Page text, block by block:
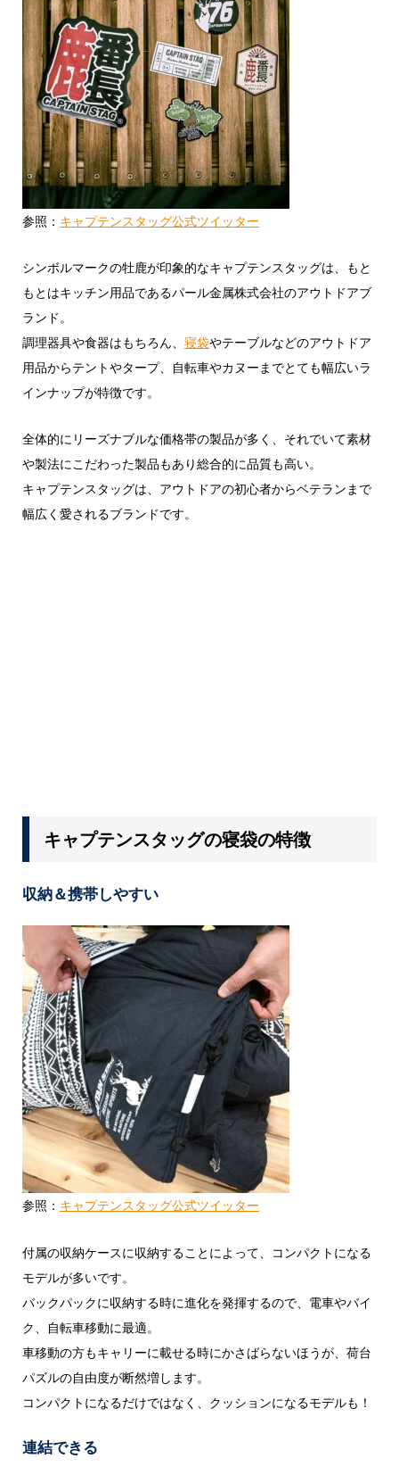
参照： キャプテンスタッグ公式ツイッター
シンボルマークの牡鹿が印象的なキャプテンスタッグは、もと
もとはキッチン用品であるパール金属株式会社のアウトドアブ
ランド。
調理器具や食器はもちろん、 寝袋やテーブルなどのアウトドア
用品からテントやタープ、自転車やカヌーまでとても幅広いラ
インナップが特徴です。
全体的にリーズナブルな価格帯の製品が多く、それでいて素材
や製法にこだわった製品もあり総合的に品質も高い。
キャプテンスタッグは、アウトドアの初心者からベテランまで
幅広く愛されるブランドです。
キャプテンスタッグの寝袋の特徴
収納＆携帯しやすい
参照： キャプテンスタッグ公式ツイッター
付属の収納ケースに収納することによって、コンパクトになる
モデルが多いです。
バックパックに収納する時に進化を発揮するので、電車やバイ
ク、自転車移動に最適。
車移動の方もキャリーに載せる時にかさばらないほうが、荷台
パズルの自由度が断然増します。
コンパクトになるだけではなく、クッションになるモデルも！
連結できる